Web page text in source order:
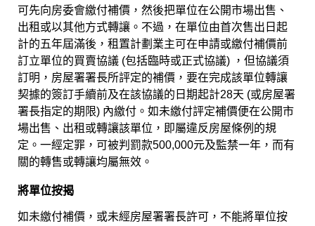
可先向房委會繳付補價，然後把單位在公開市場出售、
出租或以其他方式轉讓。不過，在單位由首次售出日起
計的五年屆滿後，租置計劃業主可在申請或繳付補價前
訂立單位的買賣協議 (包括臨時或正式協議) ，但協議須
訂明，房屋署署長所評定的補價，要在完成該單位轉讓
契據的簽訂手續前及在該協議的日期起計28天 (或房屋署
署長指定的期限) 內繳付。如未繳付評定補價便在公開市
場出售、出租或轉讓該單位，即屬違反房屋條例的規
定。一經定罪，可被判罰款500,000元及監禁一年，而有
關的轉售或轉讓均屬無效。
將單位按揭
如未繳付補價，或未經房屋署署長許可，不能將單位按